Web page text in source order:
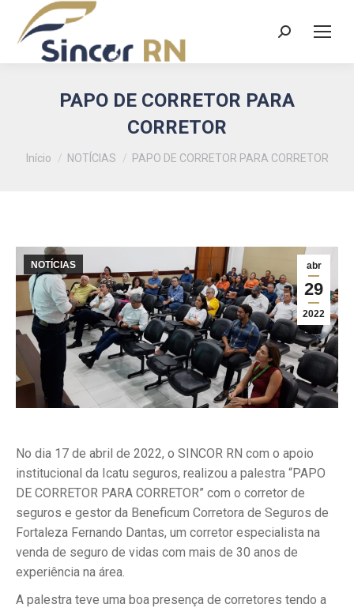
Search:
PAPO DE CORRETOR PARA
CORRETOR
Você está aqui:
Início NOTÍCIAS PAPO DE CORRETOR PARA CORRETOR
abr
29
2022
NOTÍCIAS
No dia 17 de abril de 2022, o SINCOR RN com o apoio
institucional da Icatu seguros, realizou a palestra “PAPO
DE CORRETOR PARA CORRETOR” com o corretor de
seguros e gestor da Beneficum Corretora de Seguros de
Fortaleza Fernando Dantas, um corretor especialista na
venda de seguro de vidas com mais de 30 anos de
experiência na área.
A palestra teve uma boa presença de corretores tendo a